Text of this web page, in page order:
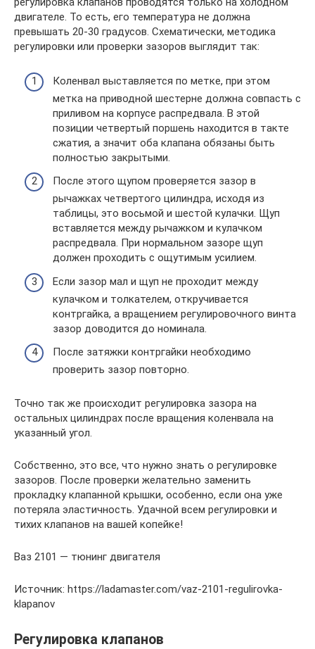
двигателе. То есть, его температура не должна
превышать 20-30 градусов. Схематически, методика
регулировки или проверки зазоров выглядит так:
Коленвал выставляется по метке, при этом
метка на приводной шестерне должна совпасть с
приливом на корпусе распредвала. В этой
позиции четвертый поршень находится в такте
сжатия, а значит оба клапана обязаны быть
полностью закрытыми.
После этого щупом проверяется зазор в
рычажках четвертого цилиндра, исходя из
таблицы, это восьмой и шестой кулачки. Щуп
вставляется между рычажком и кулачком
распредвала. При нормальном зазоре щуп
должен проходить с ощутимым усилием.
Если зазор мал и щуп не проходит между
кулачком и толкателем, откручивается
контргайка, а вращением регулировочного винта
зазор доводится до номинала.
После затяжки контргайки необходимо
проверить зазор повторно.
Точно так же происходит регулировка зазора на
остальных цилиндрах после вращения коленвала на
указанный угол.
Собственно, это все, что нужно знать о регулировке
зазоров. После проверки желательно заменить
прокладку клапанной крышки, особенно, если она уже
потеряла эластичность. Удачной всем регулировки и
тихих клапанов на вашей копейке!
Ваз 2101 — тюнинг двигателя
Источник: https://ladamaster.com/vaz-2101-regulirovka-
klapanov
Регулировка клапанов